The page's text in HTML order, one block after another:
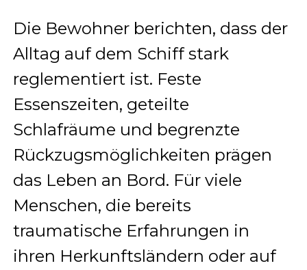
Die Bewohner berichten, dass der
Alltag auf dem Schiff stark
reglementiert ist. Feste
Essenszeiten, geteilte
Schlafräume und begrenzte
Rückzugsmöglichkeiten prägen
das Leben an Bord. Für viele
Menschen, die bereits
traumatische Erfahrungen in
ihren Herkunftsländern oder auf